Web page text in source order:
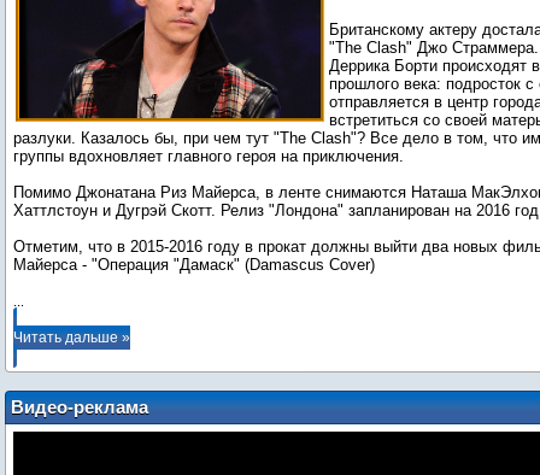
Британскому актеру
"The Clash" Джо
Деррика Борти происходят
прошлого века: подросток
отправляется в центр
встретиться со своей
разлуки. Казалось бы, при чем тут "The Clash"? Все дело в том, что
группы вдохновляет главного героя на приключения.
Помимо Джонатана Риз Майерса, в ленте снимаются Наташа
Хаттлстоун и Дугрэй Скотт. Релиз "Лондона" запланирован на 2016
Отметим, что в 2015-2016 году в прокат должны выйти два новых
Майерса - "Операция "Дамаск" (Damascus Cover)
Читать дальше »
Видео-реклама